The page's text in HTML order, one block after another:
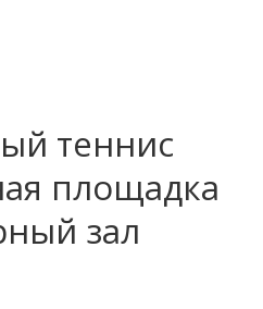
теннис
площадка
зал